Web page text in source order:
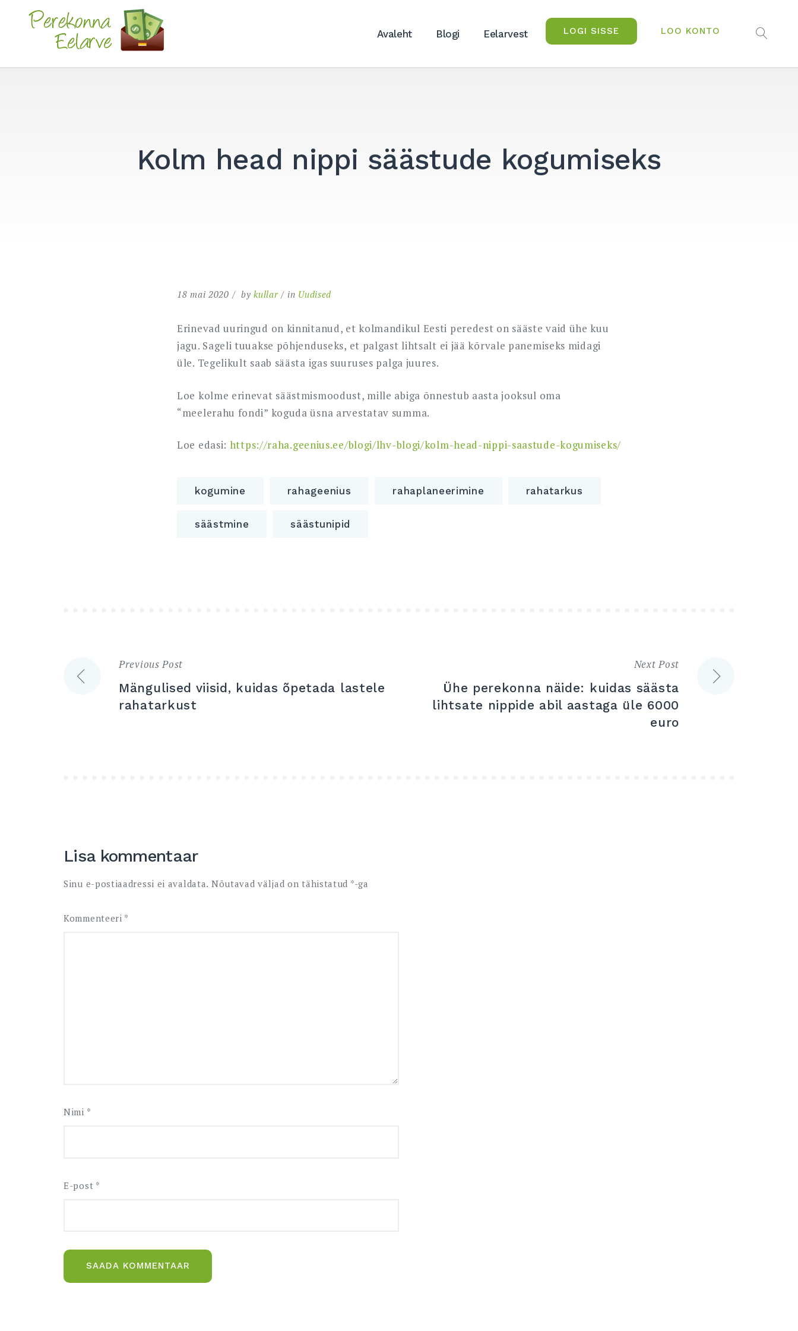
Perekonna Eelarve Avaleht Blogi Eelarvest LOGI SISSE LOO KONTO
Kolm head nippi säästude kogumiseks
18 mai 2020 bykullar in Uudised
Erinevad uuringud on kinnitanud, et kolmandikul Eesti peredest on sääste vaid ühe kuu
jagu. Sageli tuuakse põhjenduseks, et palgast lihtsalt ei jää kõrvale panemiseks midagi
üle. Tegelikult saab säästa igas suuruses palga juures.
Loe kolme erinevat säästmismoodust, mille abiga õnnestub aasta jooksul oma
“meelerahu fondi” koguda üsna arvestatav summa.
Loe edasi: https://raha.geenius.ee/blogi/lhv-blogi/kolm-head-nippi-saastude-kogumiseks/
kogumine rahageenius rahaplaneerimine rahatarkus
säästmine säästunipid
Navigeerimine
Previous Post
Mängulised viisid, kuidas õpetada lastele
rahatarkust
Next Post
Ühe perekonna näide: kuidas säästa
lihtsate nippide abil aastaga üle 6000
euro
Lisa kommentaar
Sinu e-postiaadressi ei avaldata. Nõutavad väljad on tähistatud *-ga
Kommenteeri *
Nimi *
E-post *